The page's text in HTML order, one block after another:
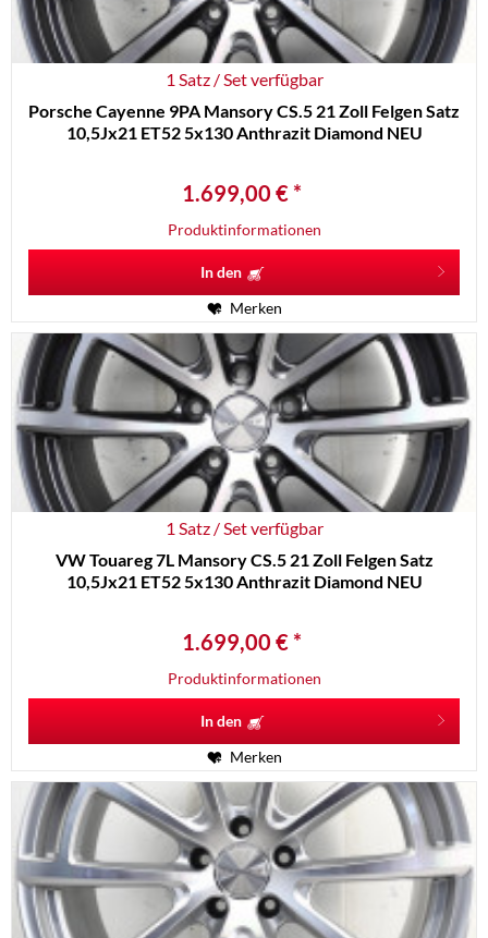
1 Satz / Set verfügbar
Porsche Cayenne 9PA Mansory CS.5 21 Zoll Felgen Satz
10,5Jx21 ET52 5x130 Anthrazit Diamond NEU
1.699,00 € *
Produktinformationen
In den
Merken
1 Satz / Set verfügbar
VW Touareg 7L Mansory CS.5 21 Zoll Felgen Satz
10,5Jx21 ET52 5x130 Anthrazit Diamond NEU
1.699,00 € *
Produktinformationen
In den
Merken